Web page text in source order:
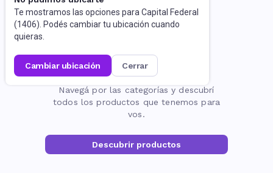
Te mostramos las opciones para Capital Federal
(1406). Podés cambiar tu ubicación cuando
quieras.
cambiar ubicación cerrar
La página no existe
Navegá por las categorías y descubrí
todos los productos que tenemos para
vos.
Descubrir productos